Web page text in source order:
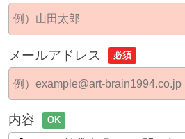
メールアドレス 必須
内容 OK